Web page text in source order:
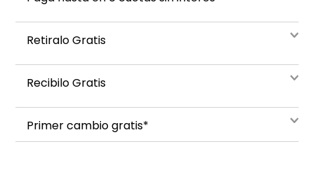
Retiralo Gratis
Recibilo Gratis
Primer cambio gratis*